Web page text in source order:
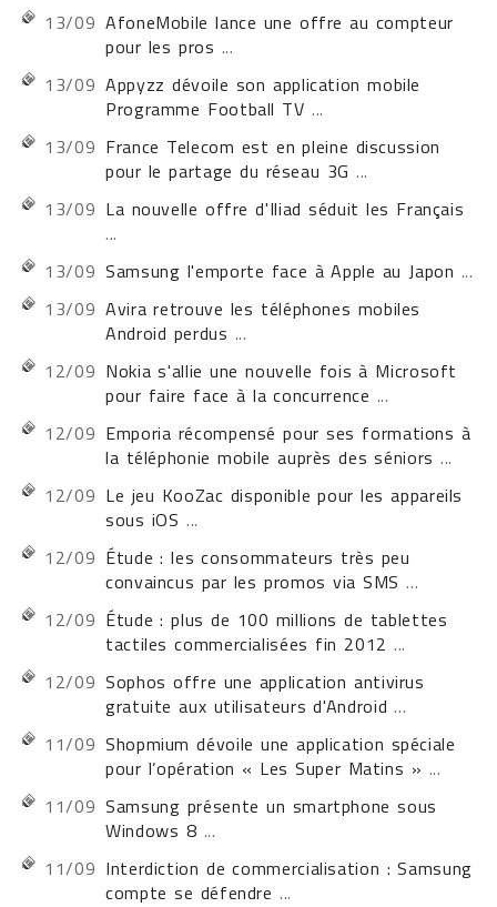
13/09 AfoneMobile lance une offre au compteur
pour les pros ...
13/09 Appyzz dévoile son application mobile
Programme Football TV ...
13/09 France Telecom est en pleine discussion
pour le partage du réseau 3G ...
13/09 La nouvelle offre d'Iliad séduit les Français
...
13/09 Samsung l'emporte face à Apple au Japon ...
13/09 Avira retrouve les téléphones mobiles
Android perdus ...
12/09 Nokia s'allie une nouvelle fois à Microsoft
pour faire face à la concurrence ...
12/09 Emporia récompensé pour ses formations à
la téléphonie mobile auprès des séniors ...
12/09 Le jeu KooZac disponible pour les appareils
sous iOS ...
12/09 Étude : les consommateurs très peu
convaincus par les promos via SMS ...
12/09 Étude : plus de 100 millions de tablettes
tactiles commercialisées fin 2012...
12/09 Sophos offre une application antivirus
gratuite aux utilisateurs d'Android ...
11/09 Shopmium dévoile une application spéciale
pour l’opération « Les Super Matins » ...
11/09 Samsung présente un smartphone sous
Windows 8 ...
11/09 Interdiction de commercialisation : Samsung
compte se défendre ...